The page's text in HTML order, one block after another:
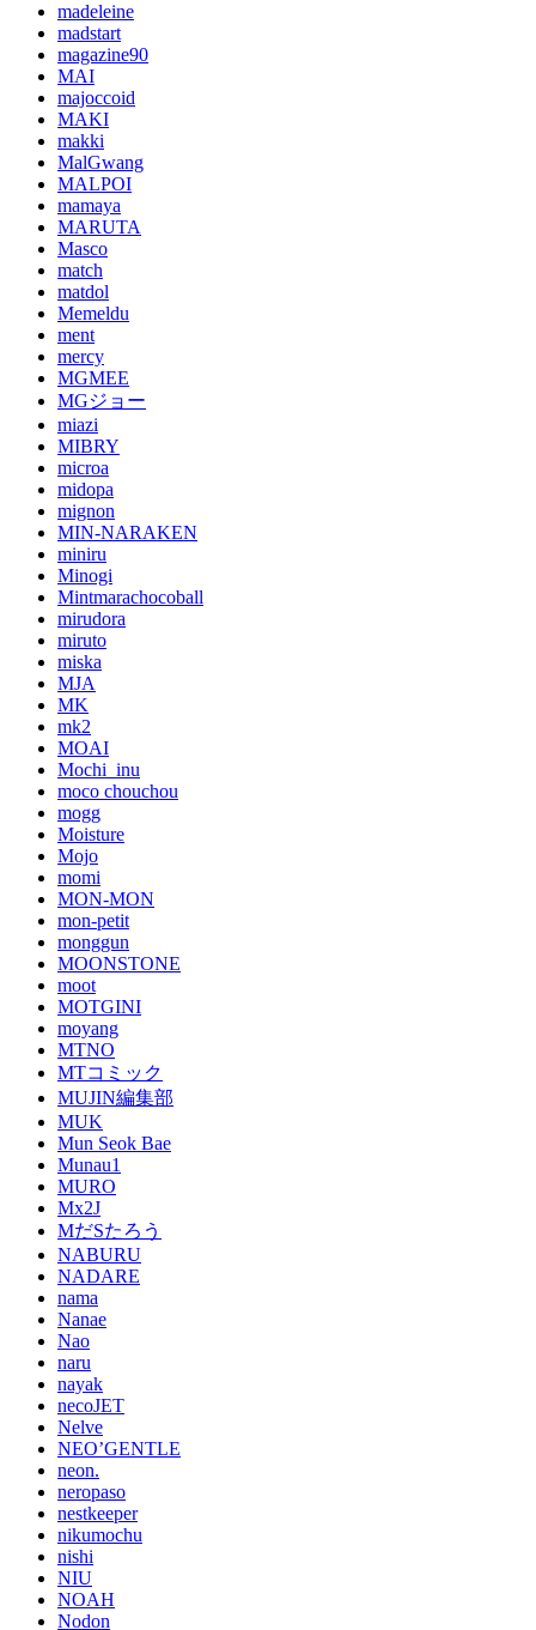
madeleine
madstart
magazine90
MAI
majoccoid
MAKI
makki
MalGwang
MALPOI
mamaya
MARUTA
Masco
match
matdol
Memeldu
ment
mercy
MGMEE
MGジョー
miazi
MIBRY
microa
midopa
mignon
MIN-NARAKEN
miniru
Minogi
Mintmarachocoball
mirudora
miruto
miska
MJA
MK
mk2
MOAI
Mochi_inu
moco chouchou
mogg
Moisture
Mojo
momi
MON-MON
mon-petit
monggun
MOONSTONE
moot
MOTGINI
moyang
MTNO
MTコミック
MUJIN編集部
MUK
Mun Seok Bae
Munau1
MURO
Mx2J
MだSたろう
NABURU
NADARE
nama
Nanae
Nao
naru
nayak
necoJET
Nelve
NEO’GENTLE
neon.
neropaso
nestkeeper
nikumochu
nishi
NIU
NOAH
Nodon